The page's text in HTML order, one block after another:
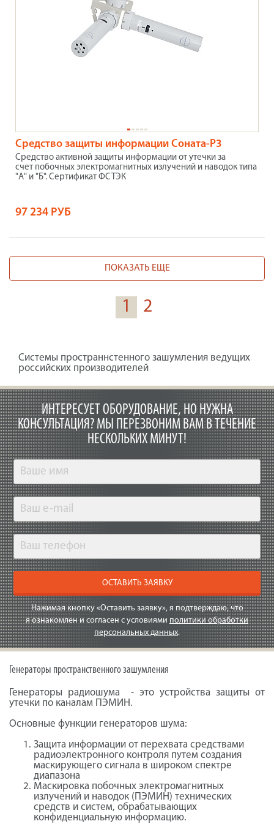
Средство защиты информации Соната-Р3
Cредство активной защиты информации от утечки за
счет побочных электромагнитных излучений и наводок типа
"А" и "Б". Сертификат ФСТЭК
97 234 РУБ
ПОКАЗАТЬ ЕЩЕ
1 2
Системы пространнстенного зашумления ведущих
российских производителей
ИНТЕРЕСУЕТ ОБОРУДОВАНИЕ, НО НУЖНА
КОНСУЛЬТАЦИЯ? МЫ ПЕРЕЗВОНИМ ВАМ В ТЕЧЕНИЕ
НЕСКОЛЬКИХ МИНУТ!
ОСТАВИТЬ ЗАЯВКУ
Нажимая кнопку «Оставить заявку», я подтверждаю, что
я ознакомлен и согласен с условиями политики обработки
персональных данных.
Генераторы пространственного зашумления
Генераторы радиошума - это устройства защиты от
утечки по каналам ПЭМИН.
Основные функции генераторов шума:
Защита информации от перехвата средствами
радиоэлектронного контроля путем создания
маскирующего сигнала в широком спектре
диапазона
Маскировка побочных электромагнитных
излучений и наводок (ПЭМИН) технических
средств и систем, обрабатывающих
конфиденциальную информацию.